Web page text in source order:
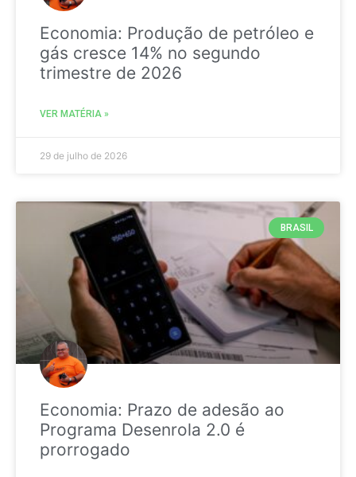
Economia: Produção de petróleo e
gás cresce 14% no segundo
trimestre de 2026
VER MATÉRIA »
29 de julho de 2026
BRASIL
Economia: Prazo de adesão ao
Programa Desenrola 2.0 é
prorrogado